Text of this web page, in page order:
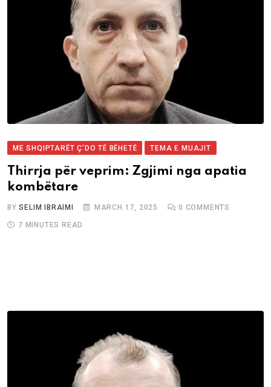
ME SHQIPTARËT Ç’DO TË BËHETË TEMA E MUAJIT
Thirrja për veprim: Zgjimi nga apatia
kombëtare
BYSELIM IBRAIMI MARCH 17, 2025 0 COMMENTS
7 MINUTES READ